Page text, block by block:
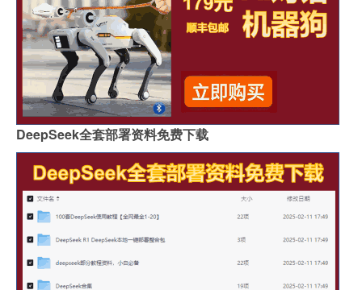
DeepSeek全套部署资料免费下载